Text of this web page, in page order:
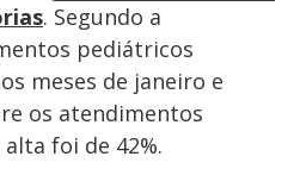
. Segundo a
pediátricos
meses de janeiro e
os atendimentos
foi de 42%.